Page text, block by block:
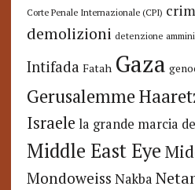
Corte Penale Internazionale (CPI)
demolizioni detenzione
Intifada Fatah Gaza
Gerusalemme
Israele la grande marcia
Middle East Eye
Mondoweiss Nakba